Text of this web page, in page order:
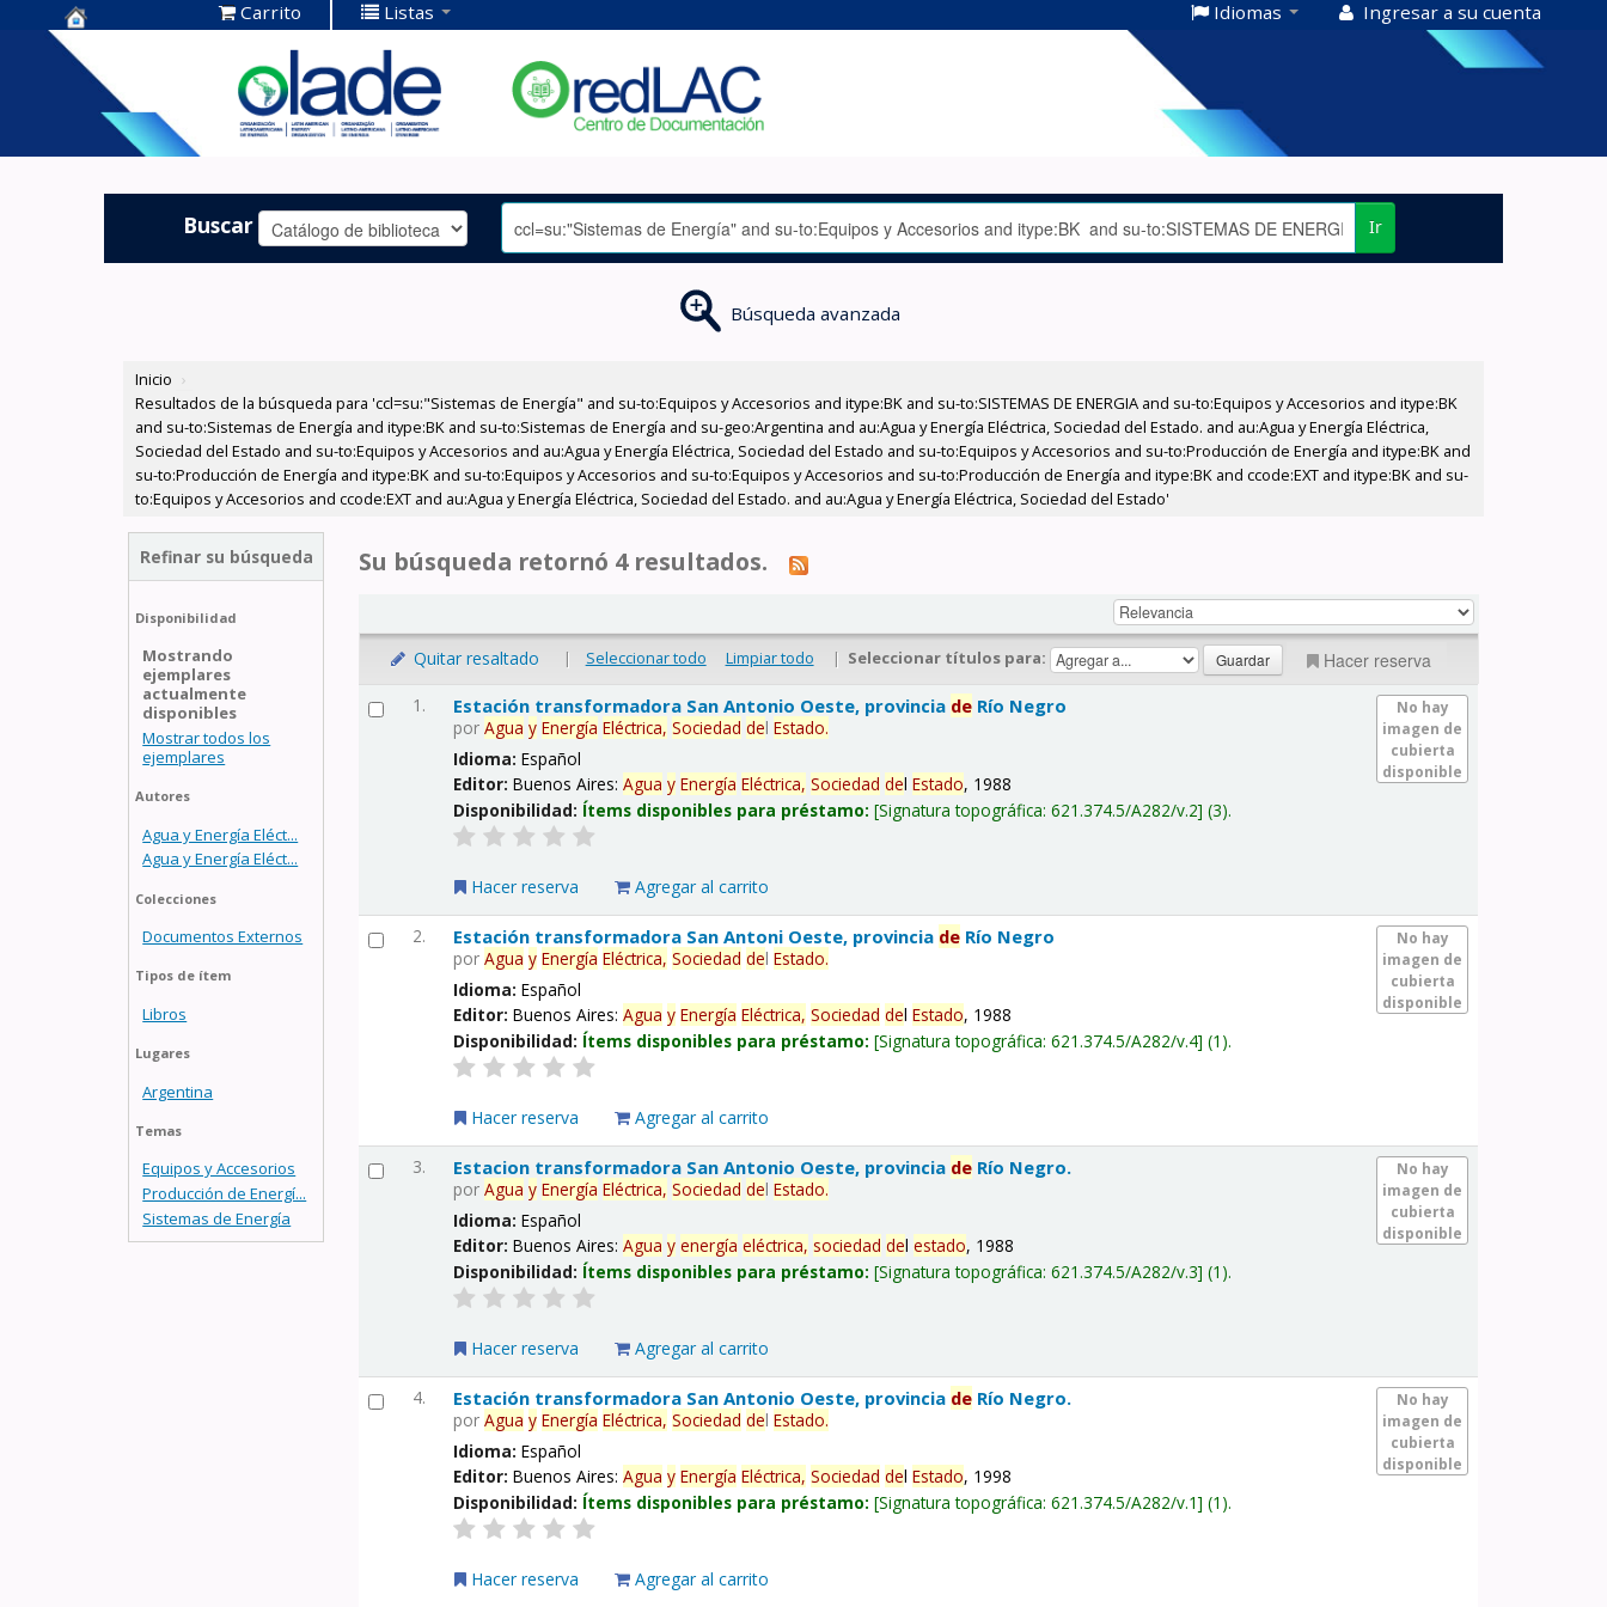
Centro de
Documentación
OLADE -
Carrito Listas Idiomas Ingresar a su cuenta
Buscar Ir
Búsqueda avanzada
Inicio ›
Resultados de la búsqueda para 'ccl=su:"Sistemas de Energía" and su-to:Equipos y Accesorios and itype:BK and su-to:SISTEMAS DE ENERGIA and su-to:Equipos y Accesorios and itype:BK
and su-to:Sistemas de Energía and itype:BK and su-to:Sistemas de Energía and su-geo:Argentina and au:Agua y Energía Eléctrica, Sociedad del Estado. and au:Agua y Energía Eléctrica,
Sociedad del Estado and su-to:Equipos y Accesorios and au:Agua y Energía Eléctrica, Sociedad del Estado and su-to:Equipos y Accesorios and su-to:Producción de Energía and itype:BK and
su-to:Producción de Energía and itype:BK and su-to:Equipos y Accesorios and su-to:Equipos y Accesorios and su-to:Producción de Energía and itype:BK and ccode:EXT and itype:BK and su-
to:Equipos y Accesorios and ccode:EXT and au:Agua y Energía Eléctrica, Sociedad del Estado. and au:Agua y Energía Eléctrica, Sociedad del Estado'
Refinar su búsqueda
Disponibilidad
Mostrando
ejemplares
actualmente
disponibles
Mostrar todos los
ejemplares
Autores
Agua y Energía Eléct...
Agua y Energía Eléct...
Colecciones
Documentos Externos
Tipos de ítem
Libros
Lugares
Argentina
Temas
Equipos y Accesorios
Producción de Energí...
Sistemas de Energía
Su búsqueda retornó 4 resultados.
Quitar resaltado | Seleccionar todo Limpiar todo | Seleccionar títulos para: Hacer reserva
1.
No hay
imagen de
cubierta
disponible
Estación transformadora San Antonio Oeste, provincia de Río Negro
porAgua y Energía Eléctrica, Sociedad delEstado.
Idioma:Español
Editor:Buenos Aires:Agua y Energía Eléctrica, Sociedad delEstado, 1988
Disponibilidad: Ítems disponibles para préstamo: Signatura topográfica:621.374.5/A282/v.2 (3).
Hacer reserva Agregar al carrito
2.
No hay
imagen de
cubierta
disponible
Estación transformadora San Antoni Oeste, provincia de Río Negro
porAgua y Energía Eléctrica, Sociedad delEstado.
Idioma:Español
Editor:Buenos Aires:Agua y Energía Eléctrica, Sociedad delEstado, 1988
Disponibilidad: Ítems disponibles para préstamo: Signatura topográfica:621.374.5/A282/v.4 (1).
Hacer reserva Agregar al carrito
3.
No hay
imagen de
cubierta
disponible
Estacion transformadora San Antonio Oeste, provincia de Río Negro.
porAgua y Energía Eléctrica, Sociedad delEstado.
Idioma:Español
Editor:Buenos Aires:Agua y energía eléctrica, sociedad delestado, 1988
Disponibilidad: Ítems disponibles para préstamo: Signatura topográfica:621.374.5/A282/v.3 (1).
Hacer reserva Agregar al carrito
4.
No hay
imagen de
cubierta
disponible
Estación transformadora San Antonio Oeste, provincia de Río Negro.
porAgua y Energía Eléctrica, Sociedad delEstado.
Idioma:Español
Editor:Buenos Aires:Agua y Energía Eléctrica, Sociedad delEstado, 1998
Disponibilidad: Ítems disponibles para préstamo: Signatura topográfica:621.374.5/A282/v.1 (1).
Hacer reserva Agregar al carrito